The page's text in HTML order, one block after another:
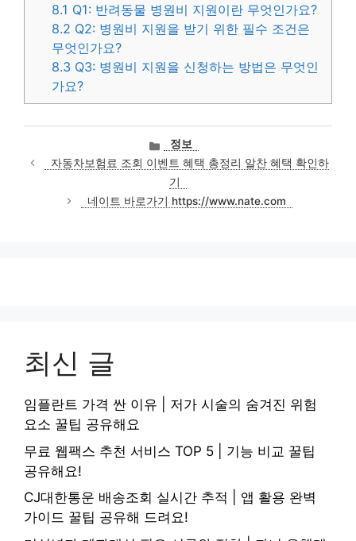
8.1 Q1: 반려동물 병원비 지원이란 무엇인가요?
8.2 Q2: 병원비 지원을 받기 위한 필수 조건은
무엇인가요?
8.3 Q3: 병원비 지원을 신청하는 방법은 무엇인
가요?
카
테
고
리
정보
자동차보험료 조회 이벤트 혜택 총정리 알찬 혜택 확인하
기
네이트 바로가기 https://www.nate.com
최신 글
임플란트 가격 싼 이유 | 저가 시술의 숨겨진 위험
요소 꿀팁 공유해요
무료 웹팩스 추천 서비스 TOP 5 | 기능 비교 꿀팁
공유해요!
CJ대한통운 배송조회 실시간 추적 | 앱 활용 완벽
가이드 꿀팁 공유해 드려요!